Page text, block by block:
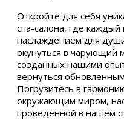
Откройте для себя
спа-салона, где
наслаждением для
окунуться в чарующий
созданных нашими
вернуться
Погрузитесь в
окружающим миром,
проведенной в нашем